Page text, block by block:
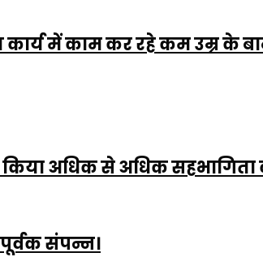
में काम कर रहे कम उम्र के
अधिक से अधिक सहभागिता
संपन्न।